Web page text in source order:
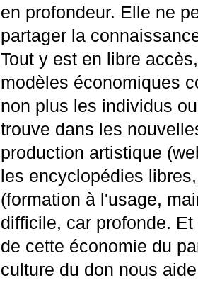
en profondeur. Elle ne
partager la
Tout y est en libre
modèles économiques
non plus les individus
trouve dans les
production artistique
les encyclopédies
(formation à l'usage,
difficile, car profonde.
de cette économie du
culture du don nous